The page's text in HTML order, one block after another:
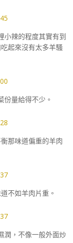
小辣的程度其實有到
起來沒有太多羊騷
份量給得不少。
那味道偏重的羊肉
不如羊肉片重。
潤，不像一般外面炒